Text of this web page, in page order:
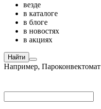
везде
в каталоге
в блоге
в новостях
в акциях
Найти
Например, Пароконвектомат